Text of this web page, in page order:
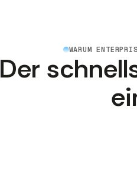
WARUM
Der